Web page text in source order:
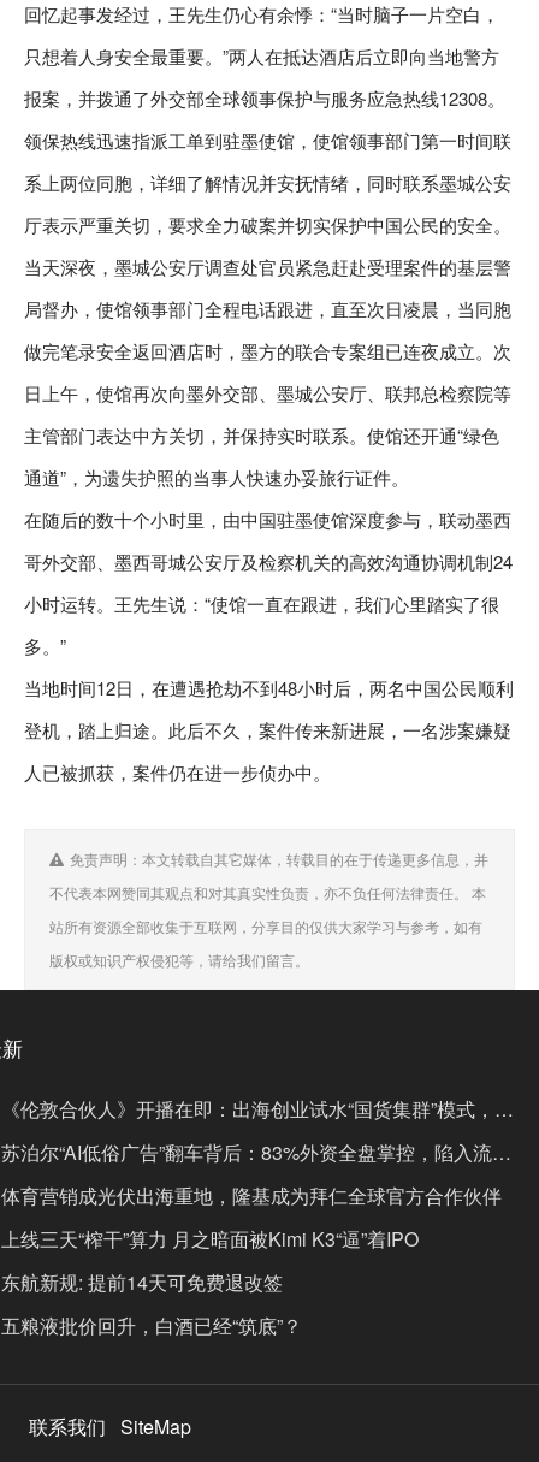
回忆起事发经过，王先生仍心有余悸：“当时脑子一片空白，
只想着人身安全最重要。”两人在抵达酒店后立即向当地警方
报案，并拨通了外交部全球领事保护与服务应急热线12308。
领保热线迅速指派工单到驻墨使馆，使馆领事部门第一时间联
系上两位同胞，详细了解情况并安抚情绪，同时联系墨城公安
厅表示严重关切，要求全力破案并切实保护中国公民的安全。
当天深夜，墨城公安厅调查处官员紧急赶赴受理案件的基层警
局督办，使馆领事部门全程电话跟进，直至次日凌晨，当同胞
做完笔录安全返回酒店时，墨方的联合专案组已连夜成立。次
日上午，使馆再次向墨外交部、墨城公安厅、联邦总检察院等
主管部门表达中方关切，并保持实时联系。使馆还开通“绿色
通道”，为遗失护照的当事人快速办妥旅行证件。
在随后的数十个小时里，由中国驻墨使馆深度参与，联动墨西
哥外交部、墨西哥城公安厅及检察机关的高效沟通协调机制24
小时运转。王先生说：“使馆一直在跟进，我们心里踏实了很
多。”
当地时间12日，在遭遇抢劫不到48小时后，两名中国公民顺利
登机，踏上归途。此后不久，案件传来新进展，一名涉案嫌疑
人已被抓获，案件仍在进一步侦办中。
免责声明：本文转载自其它媒体，转载目的在于传递更多信息，并
不代表本网赞同其观点和对其真实性负责，亦不负任何法律责任。 本
站所有资源全部收集于互联网，分享目的仅供大家学习与参考，如有
版权或知识产权侵犯等，请给我们留言。
《伦敦合伙人》开播在即：出海创业试水“国货集群”模式，带
境消费反向种草
苏泊尔“AI低俗广告”翻车背后：83%外资全盘掌控，陷入流量
、质量频发的负循环
体育营销成光伏出海重地，隆基成为拜仁全球官方合作伙伴
上线三天“榨干”算力 月之暗面被Kimi K3“逼”着IPO
东航新规: 提前14天可免费退改签
五粮液批价回升，白酒已经“筑底”？
联系我们 SiteMap